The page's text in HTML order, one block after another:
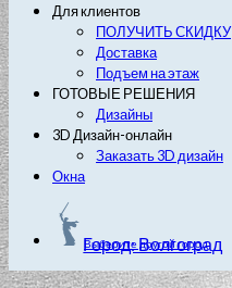
Для клиентов
ПОЛУЧИТЬ СКИДКУ
Доставка
Подъем на этаж
ГОТОВЫЕ РЕШЕНИЯ
Дизайны
3D Дизайн-онлайн
Заказать 3D дизайн
Окна
Город: Волгоград
Выберите другой город